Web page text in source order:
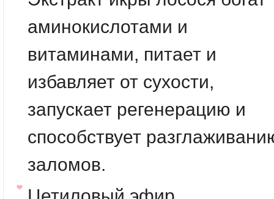
аминокислотами и
витаминами, питает и
избавляет от сухости,
запускает регенерацию и
способствует
заломов.